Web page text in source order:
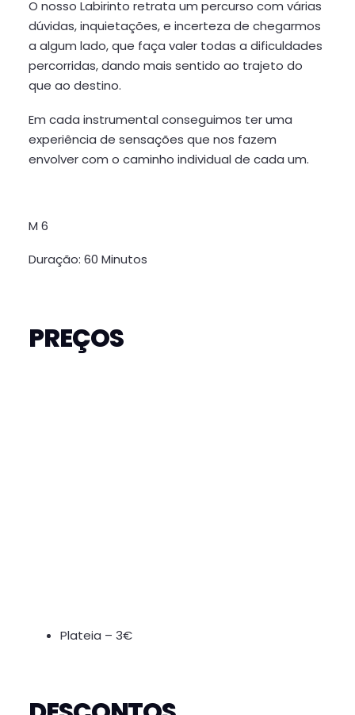
O nosso Labirinto retrata um percurso com várias
dúvidas, inquietações, e incerteza de chegarmos
a algum lado, que faça valer todas a dificuldades
percorridas, dando mais sentido ao trajeto do
que ao destino.
Em cada instrumental conseguimos ter uma
experiência de sensações que nos fazem
envolver com o caminho individual de cada um.
M 6
Duração: 60 Minutos
PREÇOS
Plateia – 3€